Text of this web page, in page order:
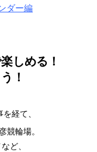
ダー編
しめる！
！
経て、
競輪場。
ど、